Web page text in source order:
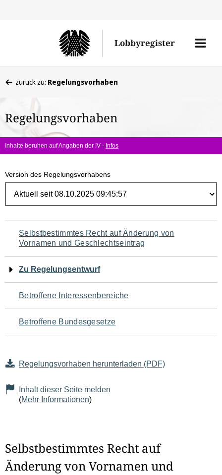
Lobbyregister
Menü
befinden
hier:
zurück zu: Regelungsvorhaben
Regelungsvorhaben
Inhalte beruhen auf Angaben der IV - Infos
Version des Regelungsvorhabens
Navigation
für
den
Seiteninhalt
Selbstbestimmtes Recht auf Änderung von
Vornamen und Geschlechtseintrag
Zu Regelungsentwurf
Betroffene Interessenbereiche
Betroffene Bundesgesetze
Regelungsvorhaben herunterladen (PDF)
Inhalt dieser Seite melden
(Mehr Informationen)
Selbstbestimmtes Recht auf
Änderung von Vornamen und